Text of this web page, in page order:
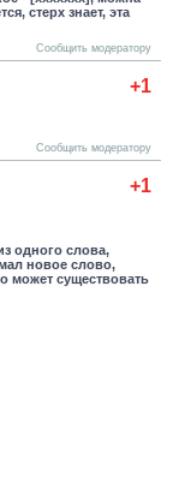
стерх знает, эта
Сообщить модератору
+1
Сообщить модератору
+1
одного слова,
новое слово,
может существовать